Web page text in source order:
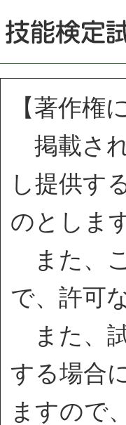
【著作権
掲載さ
し提供す
のとしま
また、
で、許可
また、
する場合
ますので